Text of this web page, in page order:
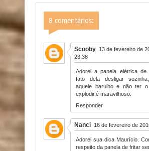
8 comentários:
Scooby 13 de fevereiro de
23:38
Adorei a panela elétrica de
fato dela desligar
aquele barulho e não ter
explodir,é maravilhoso.
Responder
Nanci 16 de fevereiro de
Adorei sua dica Maurício.
respeito da panela de fritar